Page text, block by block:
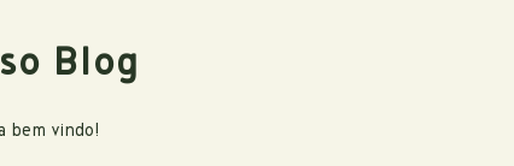
Blog
bem vindo!